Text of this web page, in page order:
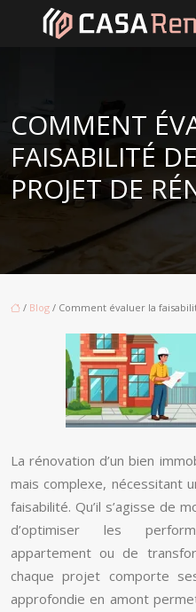
COMMENT
FAISABILITÉ
PROJET DE
/ Blog / Comment évaluer la
La rénovation d’un bien
mais complexe, nécessitant
faisabilité. Qu’il s’agisse de
d’optimiser les
appartement ou de
chaque projet comporte
approfondie en amont